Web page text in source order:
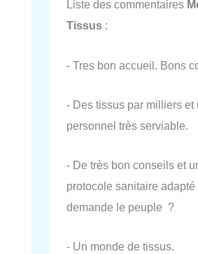
Liste des commentaires
Tissus :
- Tres bon accueil. Bons
- Des tissus par milliers et
personnel très serviable.
- De très bon conseils et
protocole sanitaire adapté
demande le peuple ?
- Un monde de tissus.